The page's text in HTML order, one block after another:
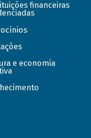
financeiras
e economia